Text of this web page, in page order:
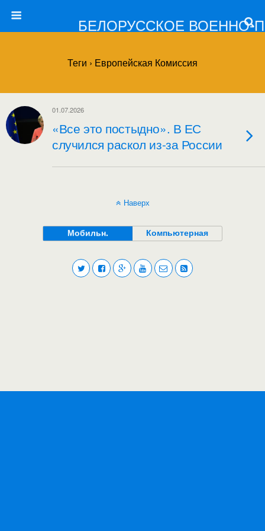
БЕЛОРУССКОЕ ВОЕННО-
Теги › Европейская Комиссия
01.07.2026
«Все это постыдно». В ЕС
случился раскол из-за России
Наверх
Мобильн. Компьютерная